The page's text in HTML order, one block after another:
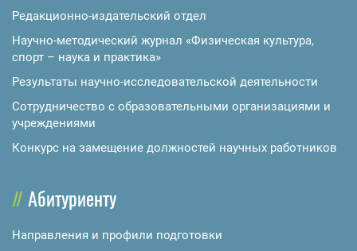
Редакционно-издательский отдел
Научно-методический журнал «Физическая культура,
спорт – наука и практика»
Результаты научно-исследовательской деятельности
Сотрудничество с образовательными организациями и
учреждениями
Конкурс на замещение должностей научных работников
Абитуриенту
Направления и профили подготовки